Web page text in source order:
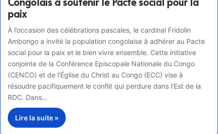
paix
À l’occasion des célébrations pascales, le cardinal Fridolin
Ambongo a invité la population congolaise à adhérer au Pacte
social pour la paix et le bien vivre ensemble. Cette initiative
conjointe de la Conférence Episcopale Nationale du Congo
(CENCO) et de l’Église du Christ au Congo (ECC) vise à
résoudre pacifiquement le conflit qui perdure dans l’Est de la
RDC. Dans…
Lire la suite »